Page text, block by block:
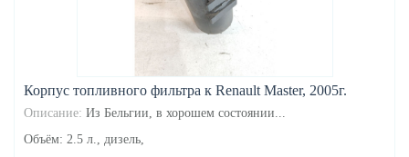
Корпус топливного фильтра к Renault Master, 2005г.
Описание: Из Бельгии, в хорошем состоянии...
Объём: 2.5 л., дизель,